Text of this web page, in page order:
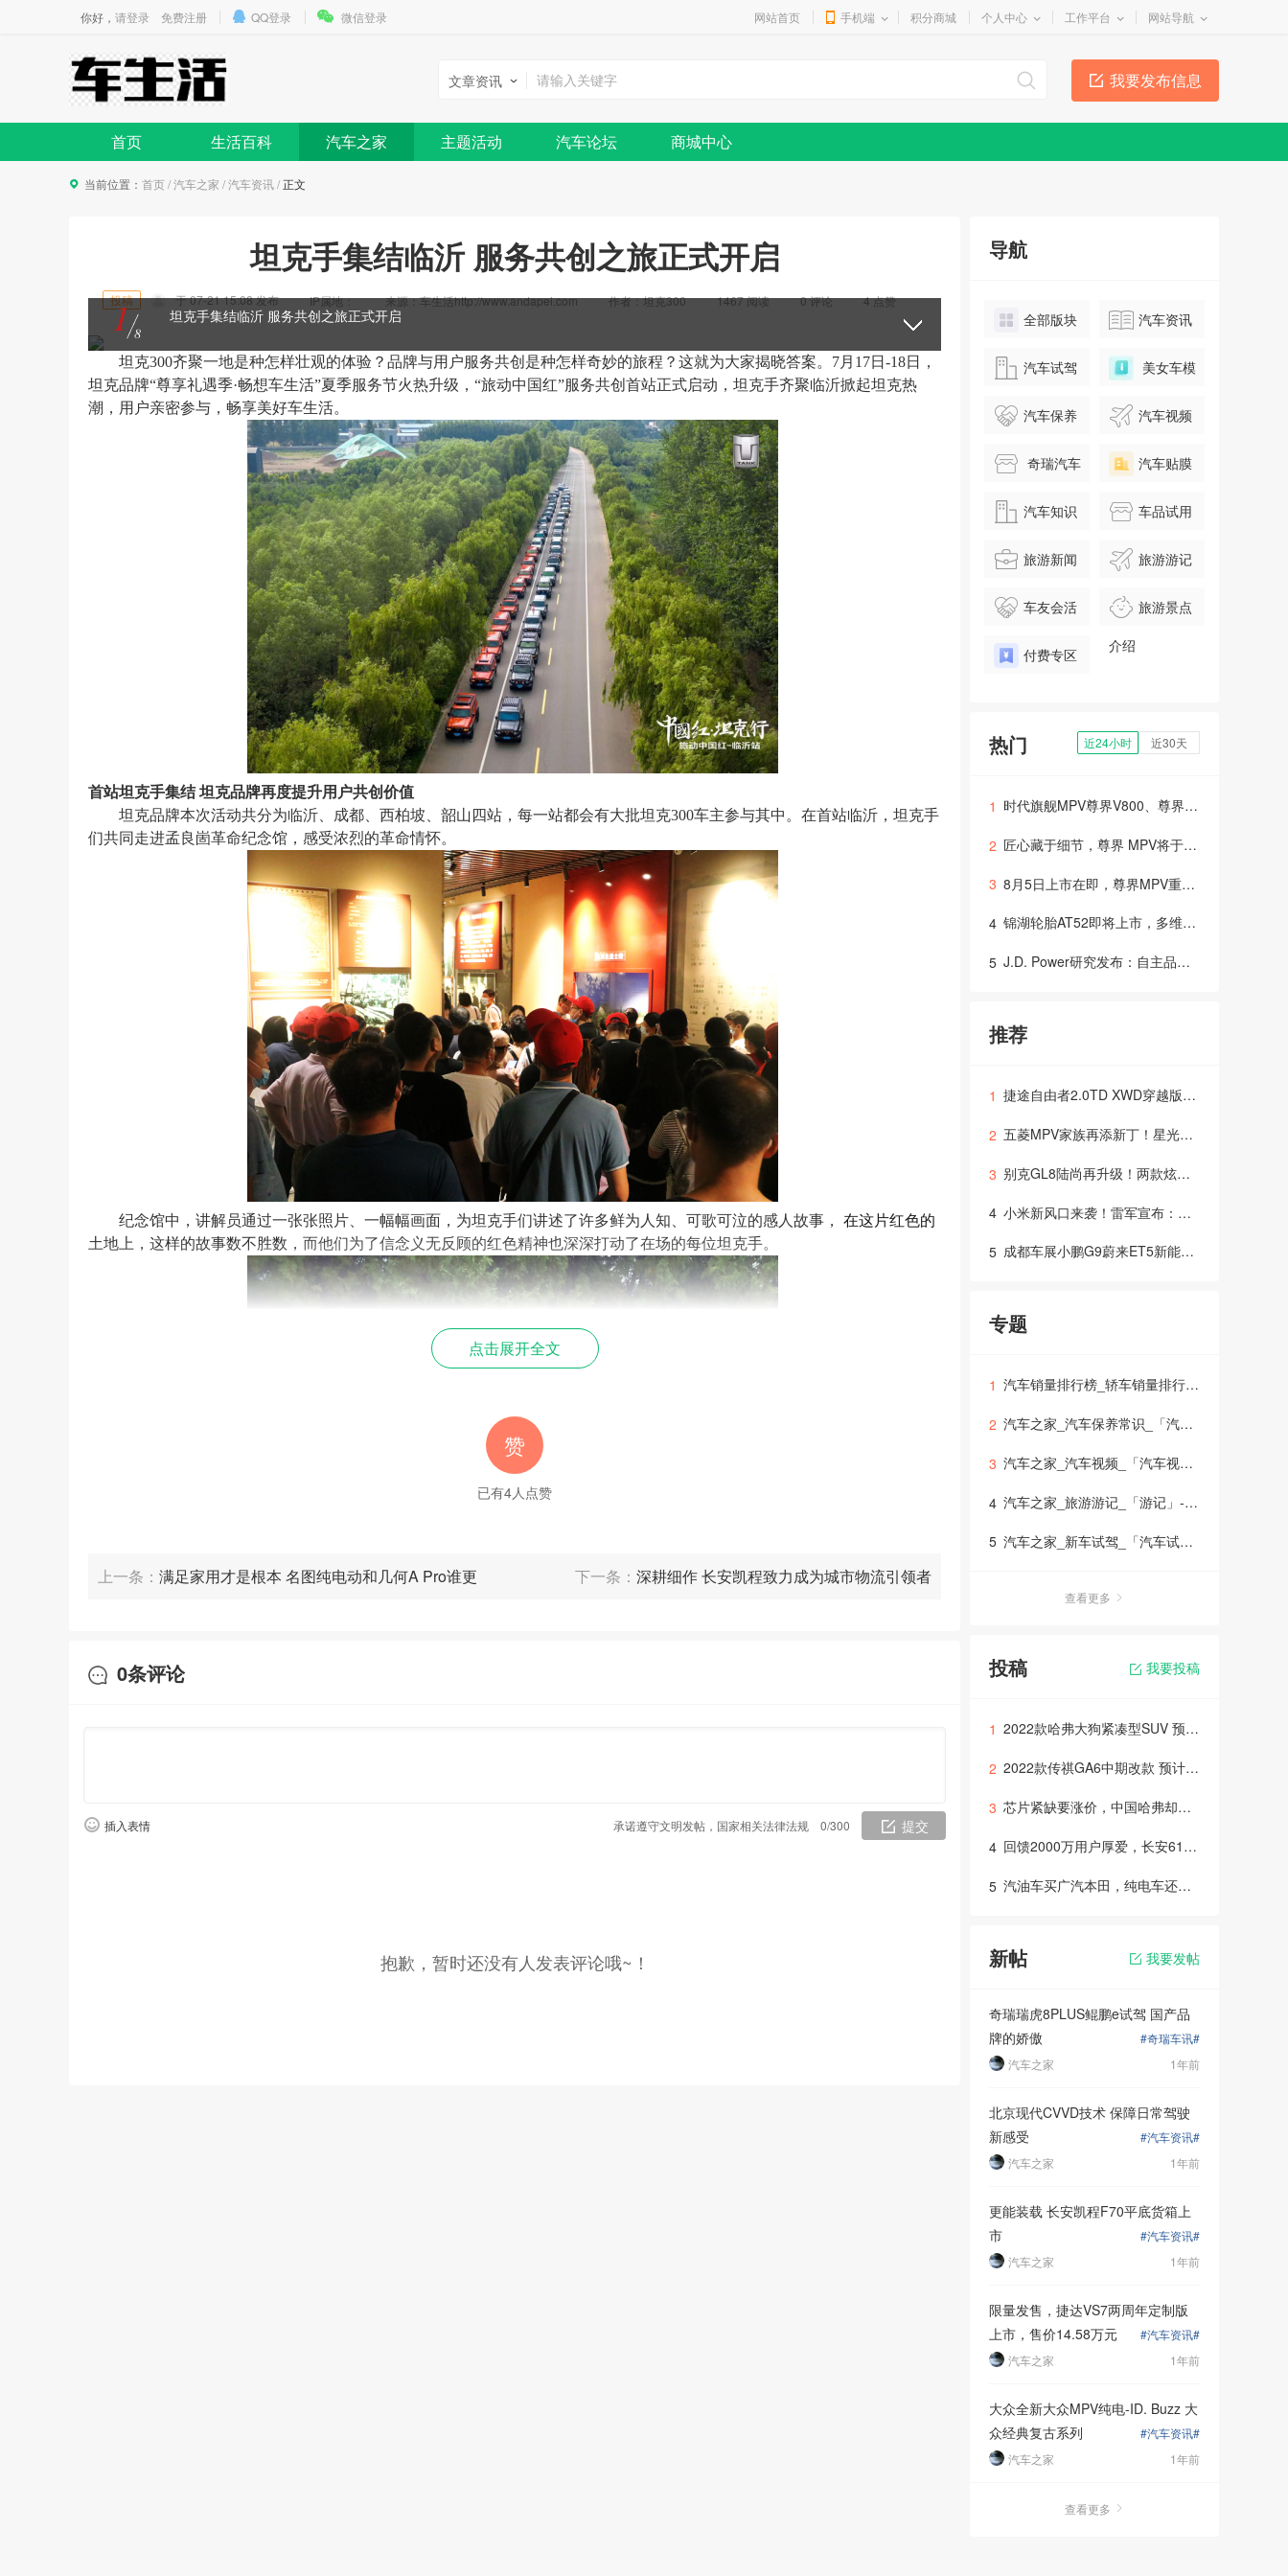
你好， 请登录 免费注册 QQ登录 微信登录 网站首页 手机端 积分商城 个人中心 工作平台 网站导航
我要发布信息
文章资讯
首页 生活百科 汽车之家 主题活动 汽车论坛 商城中心
当前位置： 首页/汽车之家 /汽车资讯/正文
坦克手集结临沂 服务共创之旅正式开启
投稿 于07-21 15:08发布 IP属地： 来源：车生活http://www.andapei.com 作者：坦克300 1467 阅读 0评论 4点赞
1 8
坦克手集结临沂 服务共创之旅正式开启
坦克300齐聚一地是种怎样壮观的体验 ？品牌与用户服务共创 是种怎样奇妙的旅程 ？ 这就为大家揭晓答案。 7月1 7日 -18日
，
坦克品牌“尊享礼遇季·畅想车生活”夏季服务节火热升级， “旅动中国红”服务共创 首站正式启动，坦克手齐聚临沂掀起坦克热
潮，用户亲密参与，畅享美好车生活。
首站坦克手集结 坦克品牌再度提升用户共创价值
坦克品牌本次活动共分为临沂、成都、西柏坡、韶山四站，每一站都会有大批坦克300车主参与其中 。在首站临沂，坦克手
们共同走进孟良崮革命纪念馆，感受浓烈的革命情怀。
纪念馆中，讲解员通过一张张照片、 一幅幅画面 ，为坦克手们讲述了许多鲜为人知 可歌可泣的感人故事 ，
在这片红色的
土地上，这样的故事数不胜数， 而他们为了信念义无反顾的红色精神也深深打动了在场的每位坦克手。
以血和泪奏响
点击展开全文
赞
已有4人点赞
上一条： 满足家用才是根本 名图纯电动和几何A Pro谁更 下一条： 深耕细作 长安凯程致力成为城市物流引领者
0条评论
插入表情 提交
承诺遵守文明发帖，国家相关法律法规 0/300
抱歉，暂时还没有人发表评论哦~！
导航
全部版块 汽车资讯
汽车试驾 美女车模
汽车保养 汽车视频
奇瑞汽车 汽车贴膜
汽车知识 车品试用
旅游新闻 旅游游记
车友会活
动
旅游景点
介绍
付费专区
热门 近24小时 近30天
1 时代旗舰MPV尊界V800、尊界V680上市，售价64.8万元起
2 匠心藏于细节，尊界 MPV将于8月5日正式上市
3 8月5日上市在即，尊界MPV重新定义超豪华出行体验？
4 锦湖轮胎AT52即将上市，多维度技术支撑全场景出行需求，打造全地形轮胎新选择
5 J.D. Power研究发布：自主品牌新车质量表现首次超越主流国际品牌及豪华品牌，行业竞争焦点转向用户
推荐
1 捷途自由者2.0TD XWD穿越版，燃爆上市！
2 五菱MPV家族再添新丁！星光730官图惊艳你的眼球，四季度上市，多种动力等你来选择！
3 别克GL8陆尚再升级！两款炫酷内饰配色登场，售价仅24.99万起
4 小米新风口来袭！雷军宣布：首款SUV YU7，6月26日震撼上市！
5 成都车展小鹏G9蔚来ET5新能源汽车的天下？
专题
1 汽车销量排行榜_轿车销量排行榜_suv销量排行榜_mpv销量排行榜_「销量排行榜」
2 汽车之家_汽车保养常识_「汽车保养」-车生活
3 汽车之家_汽车视频_「汽车视频大全」-车生活
4 汽车之家_旅游游记_「游记」-车生活
5 汽车之家_新车试驾_「汽车试驾」
查看更多
投稿 我要投稿
1 2022款哈弗大狗紧凑型SUV 预计2022年初上市
2 2022款传祺GA6中期改款 预计年底或明年初推出上市
3 芯片紧缺要涨价，中国哈弗却降价！618宠粉节错过就无了！
4 回馈2000万用户厚爱，长安618拼车节火热开启！
5 汽油车买广汽本田，纯电车还是选广汽本田！绎乐凭实力圈粉
新帖 我要发帖
奇瑞瑞虎8PLUS鲲鹏e试驾 国产品
牌的娇傲
#奇瑞车讯#
1年前
汽车之家
北京现代CVVD技术 保障日常驾驶
新感受
#汽车资讯#
1年前
汽车之家
更能装载 长安凯程F70平底货箱上
市
#汽车资讯#
1年前
汽车之家
限量发售，捷达VS7两周年定制版
上市，售价14.58万元
#汽车资讯#
1年前
汽车之家
大众全新大众MPV纯电-ID. Buzz 大
众经典复古系列
#汽车资讯#
1年前
汽车之家
查看更多